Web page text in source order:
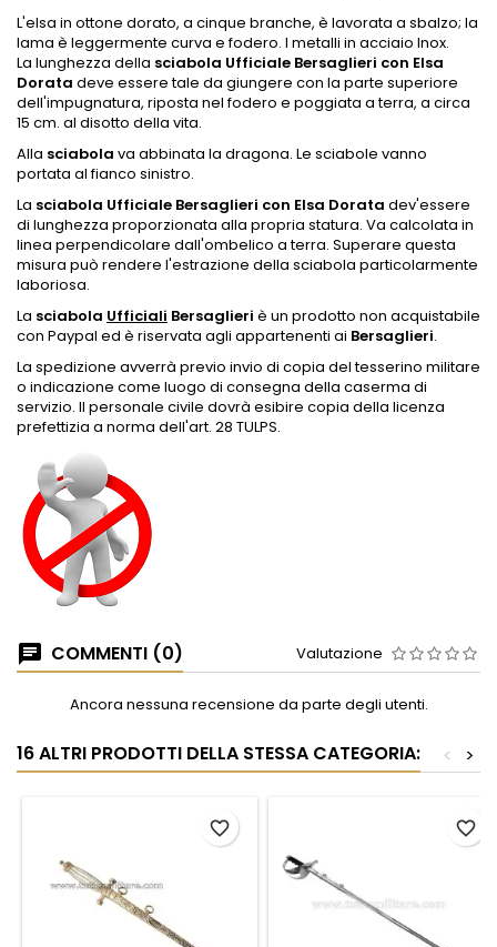
L'elsa in ottone dorato, a cinque branche, è lavorata a sbalzo; la
lama è leggermente curva e fodero. I metalli in acciaio Inox.
La lunghezza della sciabola Ufficiale Bersaglieri con Elsa
Dorata deve essere tale da giungere con la parte superiore
dell'impugnatura, riposta nel fodero e poggiata a terra, a circa
15 cm. al disotto della vita.
Alla sciabola va abbinata la dragona. Le sciabole vanno
portata al fianco sinistro.
La sciabola Ufficiale Bersaglieri con Elsa Dorata dev'essere
di lunghezza proporzionata alla propria statura. Va calcolata in
linea perpendicolare dall'ombelico a terra. Superare questa
misura può rendere l'estrazione della sciabola particolarmente
laboriosa.
La sciabola Ufficiali Bersaglieri è un prodotto non acquistabile
con Paypal ed è riservata agli appartenenti ai Bersaglieri.
La spedizione avverrà previo invio di copia del tesserino militare
o indicazione come luogo di consegna della caserma di
servizio. Il personale civile dovrà esibire copia della licenza
prefettizia a norma dell'art. 28 TULPS.
COMMENTI (0) Valutazione
Ancora nessuna recensione da parte degli utenti.
16 ALTRI PRODOTTI DELLA STESSA CATEGORIA: >
<
favorite_border favorite_border